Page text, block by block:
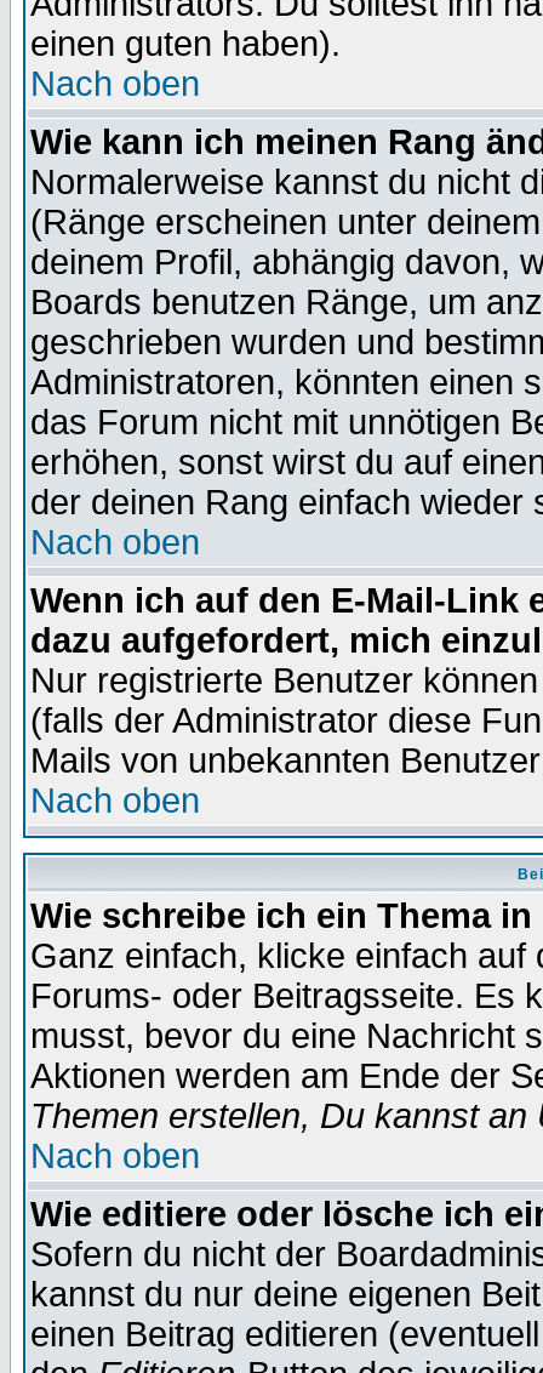
einen guten haben).
Nach oben
Wie kann ich meinen Rang
Normalerweise kannst du nicht
(Ränge erscheinen unter
deinem Profil, abhängig davon,
Boards benutzen Ränge, um
geschrieben wurden und
Administratoren, könnten einen
das Forum nicht mit unnötigen
erhöhen, sonst wirst du auf
der deinen Rang einfach wieder
Nach oben
Wenn ich auf den E-Mail-Link
dazu aufgefordert, mich
Nur registrierte Benutzer
(falls der Administrator diese
Mails von unbekannten
Nach oben
Wie schreibe ich ein Thema
Ganz einfach, klicke einfach
Forums- oder Beitragsseite. Es
musst, bevor du eine Nachricht
Aktionen werden am Ende der
Themen erstellen, Du kannst
Nach oben
Wie editiere oder lösche ich
Sofern du nicht der
kannst du nur deine eigenen
einen Beitrag editieren